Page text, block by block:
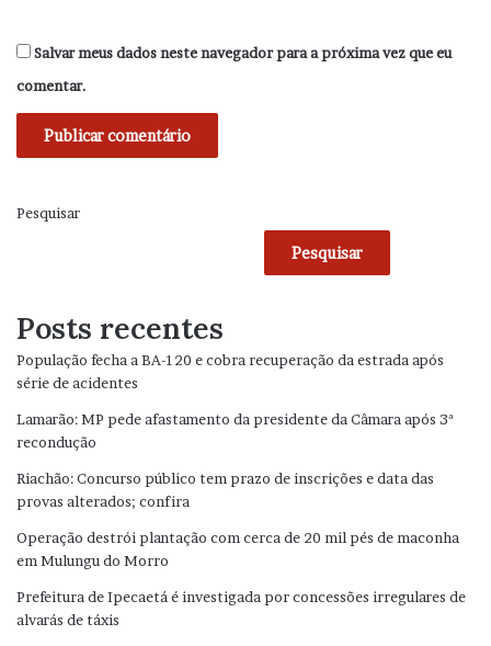
Salvar meus dados neste navegador para a próxima vez que eu
comentar.
Pesquisar
Pesquisar
Posts recentes
População fecha a BA-120 e cobra recuperação da estrada após
série de acidentes
Lamarão: MP pede afastamento da presidente da Câmara após 3ª
recondução
Riachão: Concurso público tem prazo de inscrições e data das
provas alterados; confira
Operação destrói plantação com cerca de 20 mil pés de maconha
em Mulungu do Morro
Prefeitura de Ipecaetá é investigada por concessões irregulares de
alvarás de táxis